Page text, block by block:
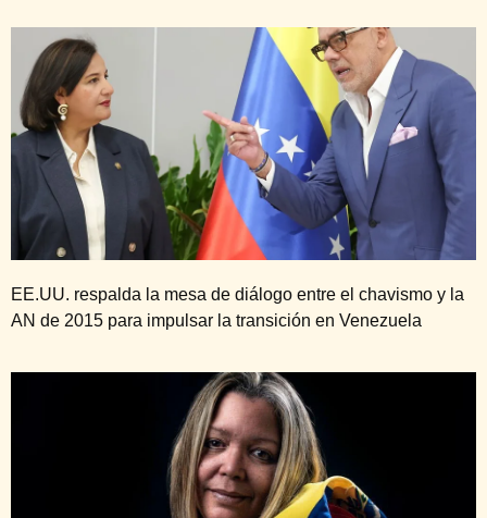
EE.UU. respalda la mesa de diálogo entre el chavismo y la
AN de 2015 para impulsar la transición en Venezuela